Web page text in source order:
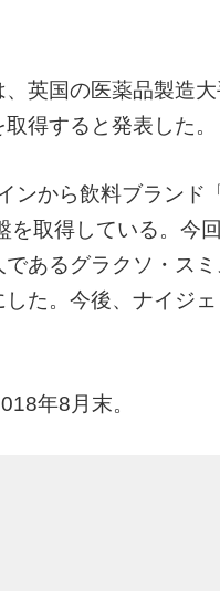
英国の医薬品製造
得すると発表した。
ンから飲料ブランド
を取得している。今
あるグラクソ・ス
た。今後、ナイジ
年8月末。